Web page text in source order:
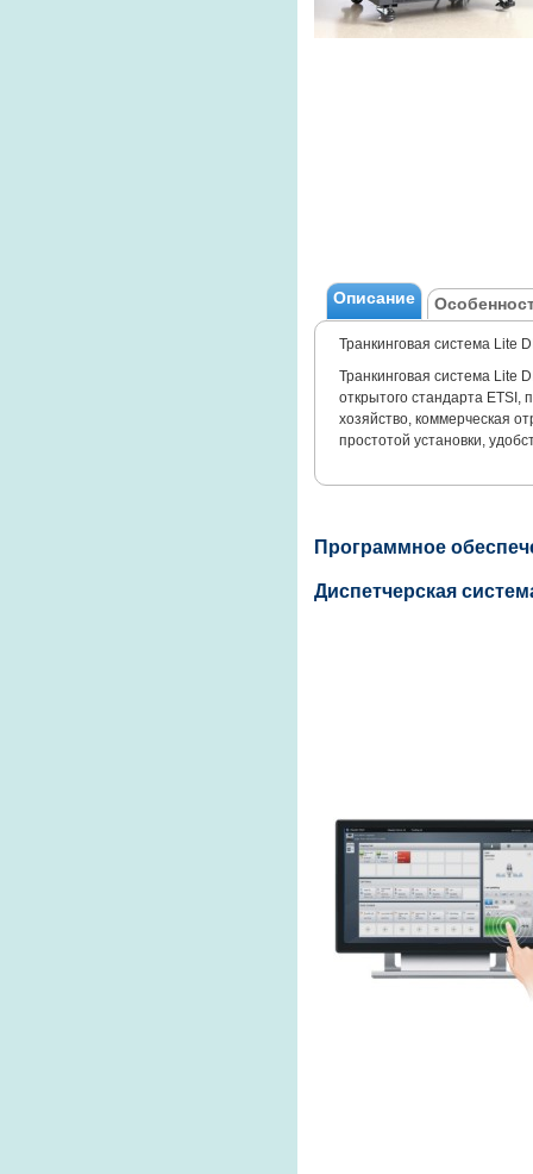
Описание
Транкинговая система Lite
Транкинговая система Lite
открытого стандарта ETSI,
хозяйство, коммерческая
простотой установки,
Программное
Диспетчерская